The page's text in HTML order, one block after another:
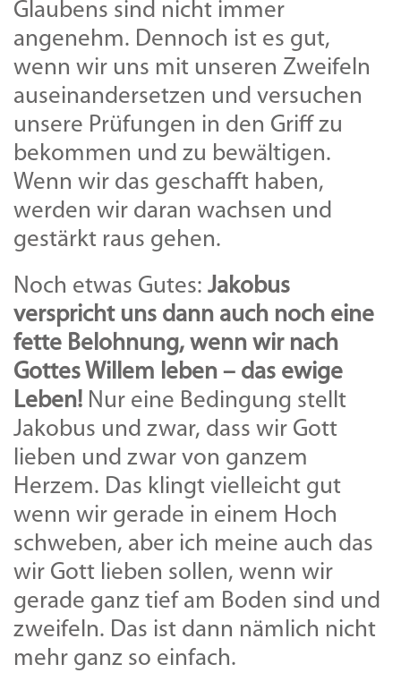
Glaubens sind nicht immer
angenehm. Dennoch ist es gut,
wenn wir uns mit unseren Zweifeln
auseinandersetzen und versuchen
unsere Prüfungen in den Griff zu
bekommen und zu bewältigen.
Wenn wir das geschafft haben,
werden wir daran wachsen und
gestärkt raus gehen.
Noch etwas Gutes: Jakobus
verspricht uns dann auch noch eine
fette Belohnung, wenn wir nach
Gottes Willem leben – das ewige
Leben! Nur eine Bedingung stellt
Jakobus und zwar, dass wir Gott
lieben und zwar von ganzem
Herzem. Das klingt vielleicht gut
wenn wir gerade in einem Hoch
schweben, aber ich meine auch das
wir Gott lieben sollen, wenn wir
gerade ganz tief am Boden sind und
zweifeln. Das ist dann nämlich nicht
mehr ganz so einfach.